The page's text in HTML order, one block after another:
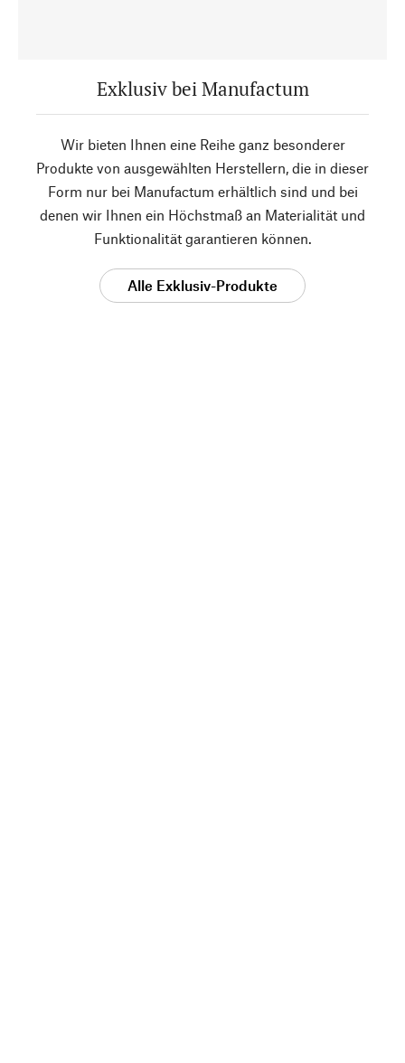
Exklusiv bei Manufactum
Wir bieten Ihnen eine Reihe ganz besonderer
Produkte von ausgewählten Herstellern, die in dieser
Form nur bei Manufactum erhältlich sind und bei
denen wir Ihnen ein Höchstmaß an Materialität und
Funktionalität garantieren können.
Alle Exklusiv-Produkte